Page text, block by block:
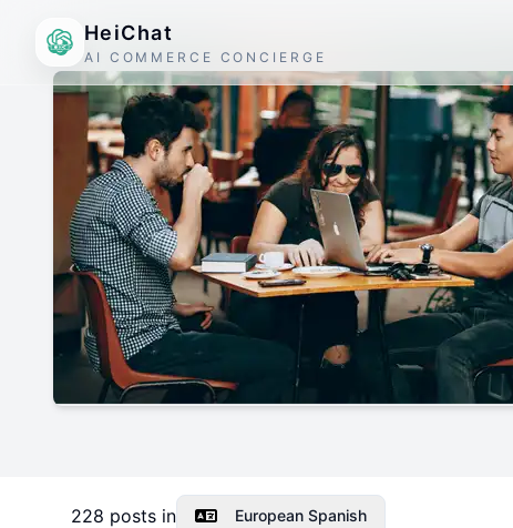
HeiChat
AI COMMERCE CONCIERGE
228 posts in European Spanish